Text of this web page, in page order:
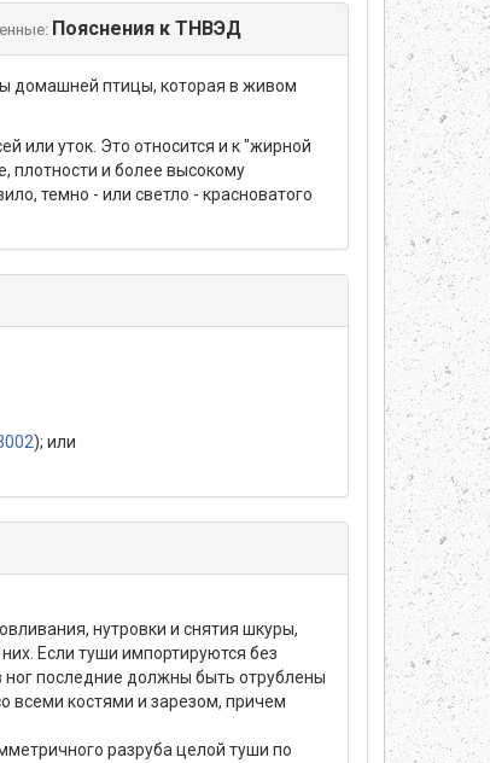
Пояснения к ТНВЭД
домашней птицы, которая в живом
или уток. Это относится и к "жирной
плотности и более высокому
темно - или светло - красноватого
); или
нутровки и снятия шкуры,
Если туши импортируются без
ног последние должны быть отрублены
всеми костями и зарезом, причем
разруба целой туши по